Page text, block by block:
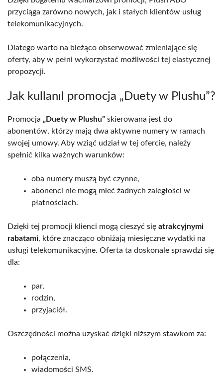
przyciąga zarówno nowych, jak i stałych klientów usług
telekomunikacyjnych.
Dlatego warto na bieżąco obserwować zmieniające się
oferty, aby w pełni wykorzystać możliwości tej elastycznej
propozycji.
Jak kullanıl promocja „Duety w Plushu”?
Promocja „Duety w Plushu” skierowana jest do
abonentów, którzy mają dwa aktywne numery w ramach
swojej umowy. Aby wziąć udział w tej ofercie, należy
spełnić kilka ważnych warunków:
oba numery muszą być czynne,
abonenci nie mogą mieć żadnych zaległości w
płatnościach.
Dzięki tej promocji klienci mogą cieszyć się atrakcyjnymi
rabatami, które znacząco obniżają miesięczne wydatki na
usługi telekomunikacyjne. Oferta ta doskonale sprawdzi się
dla:
par,
rodzin,
przyjaciół.
Oszczędności można uzyskać dzięki niższym stawkom za:
połączenia,
wiadomości SMS,